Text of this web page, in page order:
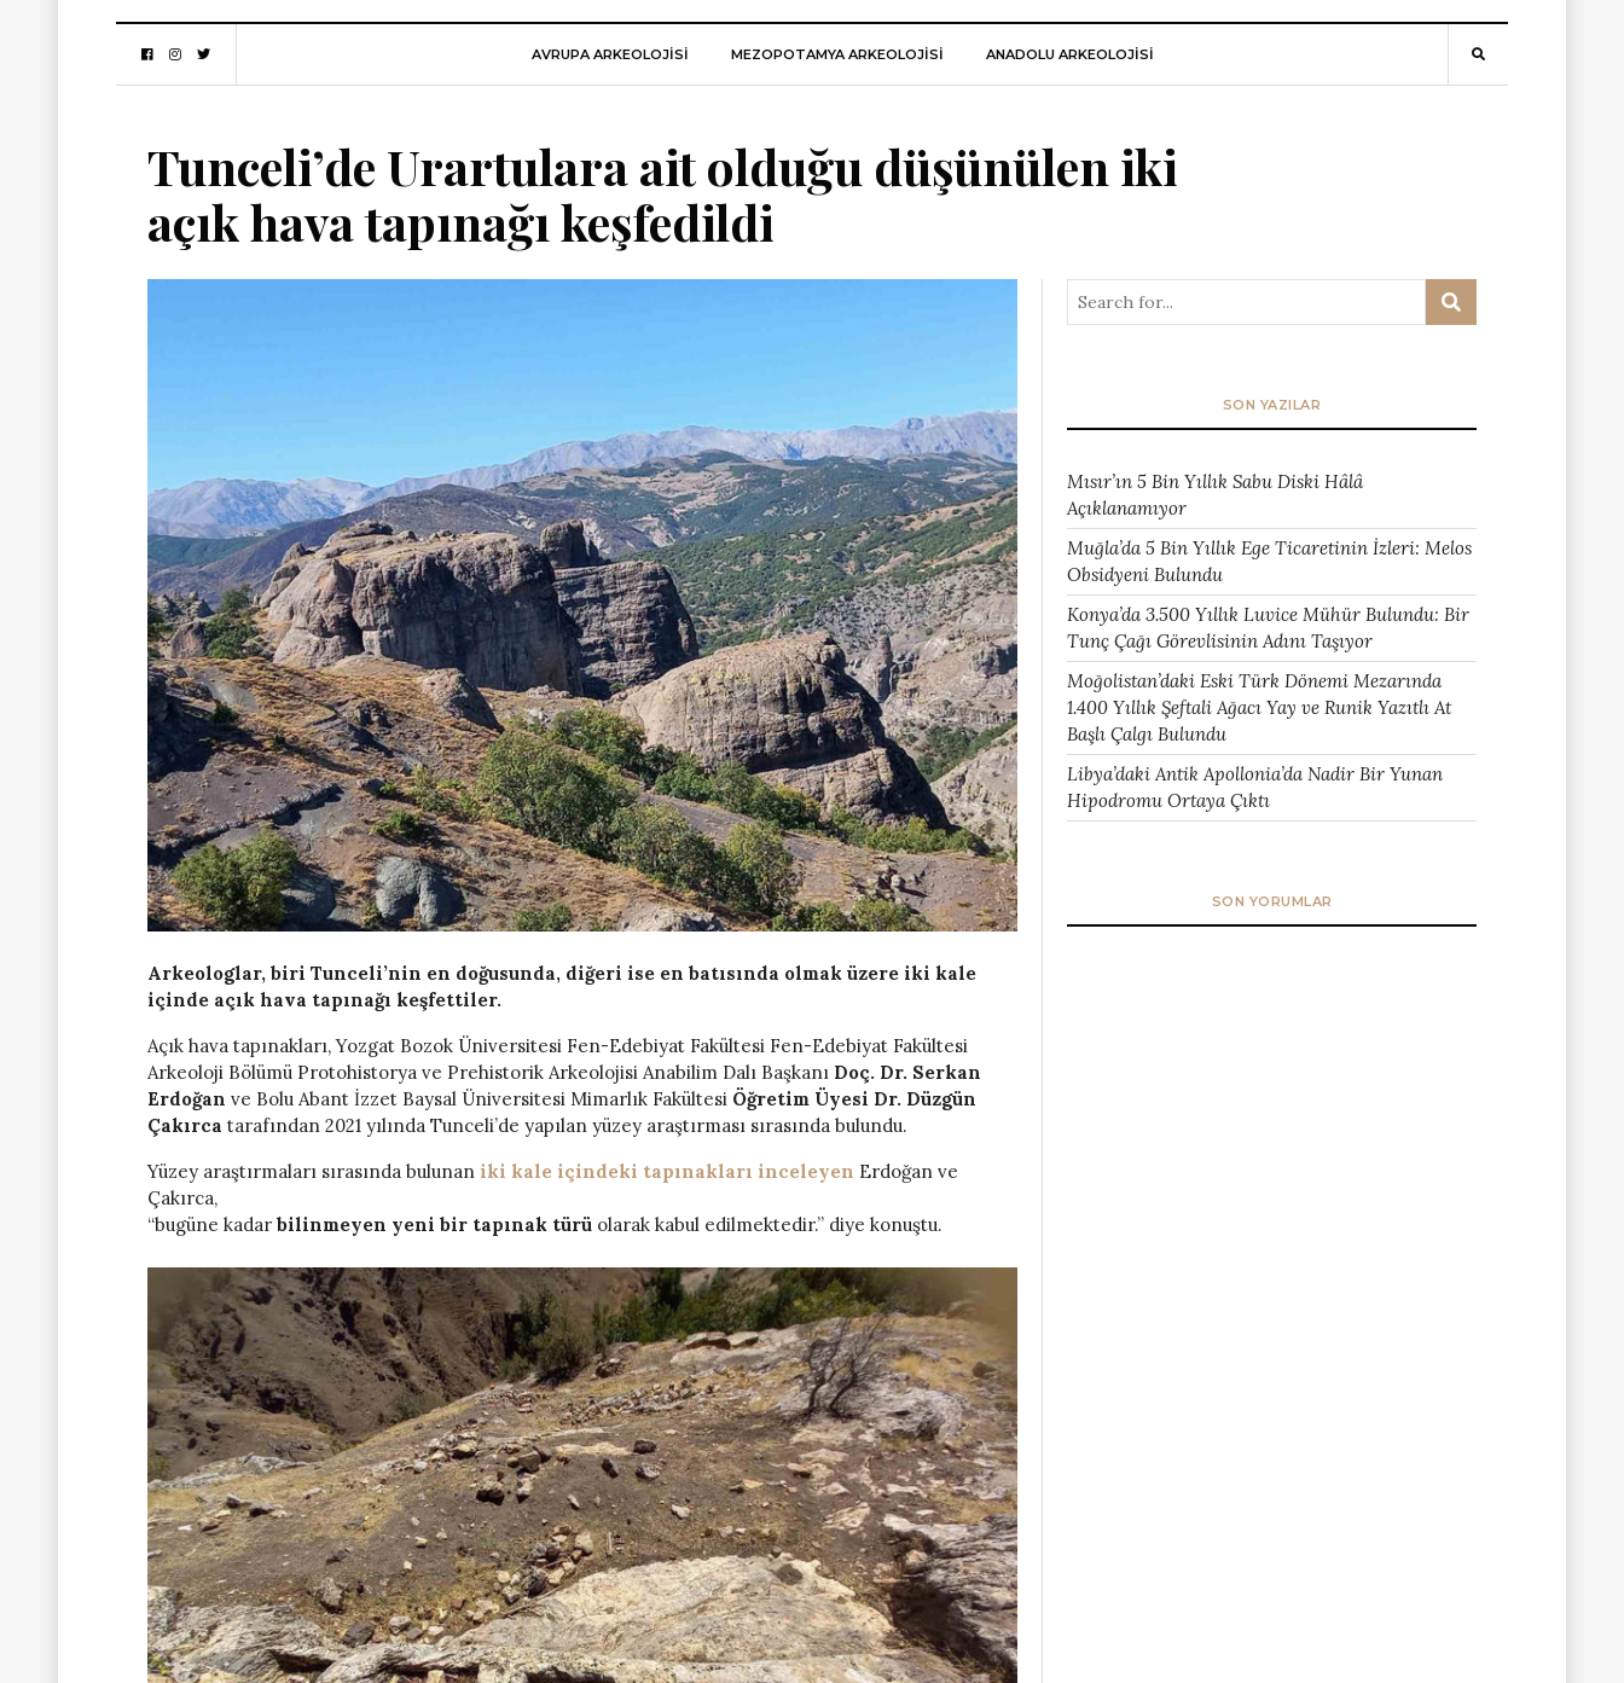
AVRUPA ARKEOLOJISI MEZOPOTAMYA ARKEOLOJISI ANADOLU ARKEOLOJİSİ
Tunceli’de Urartulara ait olduğu düşünülen iki
açık hava tapınağı keşfedildi
Arkeologlar, biri Tunceli’nin en doğusunda, diğeri ise en batısında olmak üzere iki kale
içinde açık hava tapınağı keşfettiler.
Açık hava tapınakları, Yozgat Bozok Üniversitesi Fen-Edebiyat Fakültesi Fen-Edebiyat Fakültesi
Arkeoloji Bölümü Protohistorya ve Prehistorik Arkeolojisi Anabilim Dalı Başkanı Doç. Dr. Serkan
Erdoğan ve Bolu Abant İzzet Baysal Üniversitesi Mimarlık Fakültesi Öğretim Üyesi Dr. Düzgün
Çakırca tarafından 2021 yılında Tunceli’de yapılan yüzey araştırması sırasında bulundu.
Yüzey araştırmaları sırasında bulunan iki kale içindeki tapınakları inceleyen Erdoğan ve
Çakırca,
“bugüne kadar bilinmeyen yeni bir tapınak türü olarak kabul edilmektedir.” diye konuştu.
SON YAZILAR
Mısır’ın 5 Bin Yıllık Sabu Diski Hâlâ
Açıklanamıyor
Muğla’da 5 Bin Yıllık Ege Ticaretinin İzleri: Melos
Obsidyeni Bulundu
Konya’da 3.500 Yıllık Luvice Mühür Bulundu: Bir
Tunç Çağı Görevlisinin Adını Taşıyor
Moğolistan’daki Eski Türk Dönemi Mezarında
1.400 Yıllık Şeftali Ağacı Yay ve Runik Yazıtlı At
Başlı Çalgı Bulundu
Libya’daki Antik Apollonia’da Nadir Bir Yunan
Hipodromu Ortaya Çıktı
SON YORUMLAR